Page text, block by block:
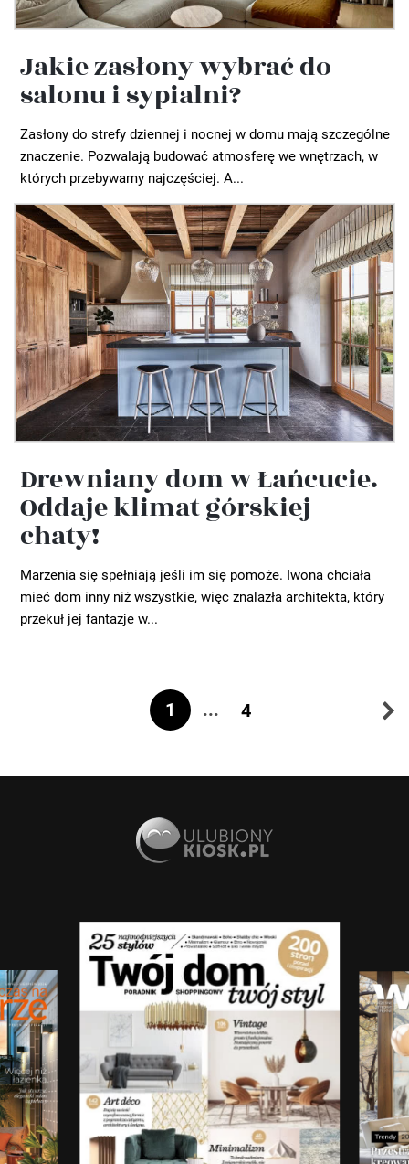
Jakie zasłony wybrać do
salonu i sypialni?
Zasłony do strefy dziennej i nocnej w domu mają szczególne
znaczenie. Pozwalają budować atmosferę we wnętrzach, w
których przebywamy najczęściej. A...
Drewniany dom w Łańcucie.
Oddaje klimat górskiej
chaty!
Marzenia się spełniają jeśli im się pomoże. Iwona chciała
mieć dom inny niż wszystkie, więc znalazła architekta, który
przekuł jej fantazje w...
1 ... 4